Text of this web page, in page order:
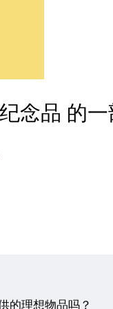
念品 的
的理想物品吗？